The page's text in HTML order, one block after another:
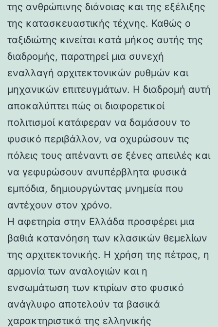
της ανθρώπινης διάνοιας και της εξέλιξης
της κατασκευαστικής τέχνης. Καθώς ο
ταξιδιώτης κινείται κατά μήκος αυτής της
διαδρομής, παρατηρεί μια συνεχή
εναλλαγή αρχιτεκτονικών ρυθμών και
μηχανικών επιτευγμάτων. Η διαδρομή αυτή
αποκαλύπτει πώς οι διαφορετικοί
πολιτισμοί κατάφεραν να δαμάσουν το
φυσικό περιβάλλον, να οχυρώσουν τις
πόλεις τους απέναντι σε ξένες απειλές και
να γεφυρώσουν ανυπέρβλητα φυσικά
εμπόδια, δημιουργώντας μνημεία που
αντέχουν στον χρόνο.
Η αφετηρία στην Ελλάδα προσφέρει μια
βαθιά κατανόηση των κλασικών θεμελίων
της αρχιτεκτονικής. Η χρήση της πέτρας, η
αρμονία των αναλογιών και η
ενσωμάτωση των κτιρίων στο φυσικό
ανάγλυφο αποτελούν τα βασικά
χαρακτηριστικά της ελληνικής